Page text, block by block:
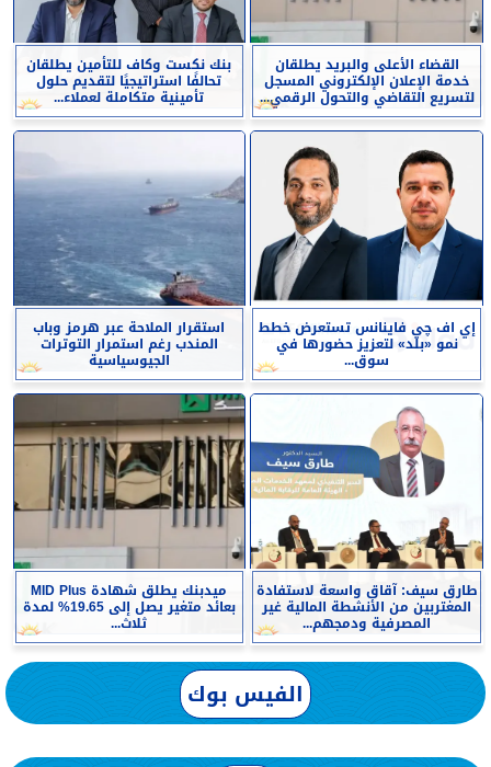
القضاء الأعلى والبريد يطلقان
خدمة الإعلان الإلكتروني المسجل
لتسريع التقاضي والتحول الرقمي...
بنك نكست وكاف للتأمين يطلقان
تحالفًا استراتيجيًا لتقديم حلول
تأمينية متكاملة لعملاء...
إي اف چي فاينانس تستعرض خطط
نمو «بلد» لتعزيز حضورها في
سوق...
استقرار الملاحة عبر هرمز وباب
المندب رغم استمرار التوترات
الجيوسياسية
طارق سيف: آقاق واسعة لاستفادة
المغتربين من الأنشطة المالية غير
المصرفية ودمجهم...
ميدبنك يطلق شهادة MID Plus
بعائد متغير يصل إلى 19.65% لمدة
ثلاث...
الفيس بوك